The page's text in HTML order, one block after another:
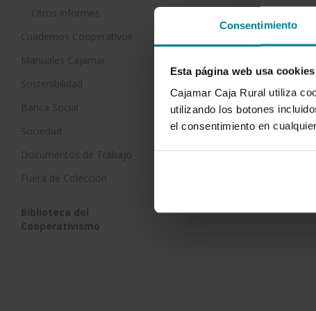
Consentimiento
Esta página web usa cookies
Cajamar Caja Rural utiliza
utilizando los botones
el consentimiento en
Otros informes
Cuadernos Cooperativos
Manuales Cajamar
Sostenibilidad
Banca Social
Sociedad
Documentos de Trabajo
Fuera de Colección
Biblioteca del
Cooperativismo
plastic
historical
5 de abril de
Irrigation
daily